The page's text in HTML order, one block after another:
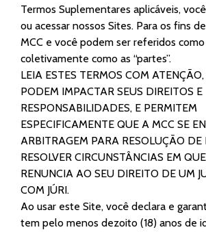
Termos Suplementares aplicáveis,
ou acessar nossos Sites. Para os fins
MCC e você podem ser referidos como
coletivamente como as “partes”.
LEIA ESTES TERMOS COM ATENÇÃO,
PODEM IMPACTAR SEUS DIREITOS E
RESPONSABILIDADES, E PERMITEM
ESPECIFICAMENTE QUE A MCC SE
ARBITRAGEM PARA RESOLUÇÃO DE
RESOLVER CIRCUNSTÂNCIAS EM
RENUNCIA AO SEU DIREITO DE UM
COM JÚRI.
Ao usar este Site, você declara e
tem pelo menos dezoito (18) anos de